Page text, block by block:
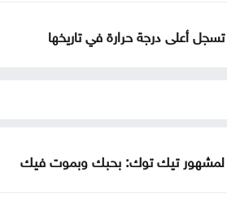
أعلى درجة حرارة في تاريخها
لمشهور تيك توك: بحبك وبموت فيك